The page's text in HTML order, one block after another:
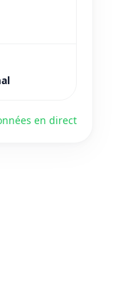
en direct